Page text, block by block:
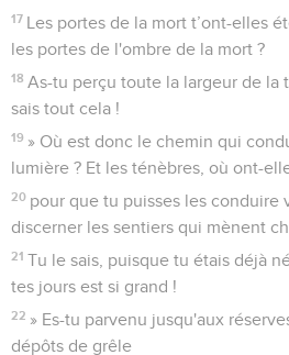
17 Les portes de la mort t’ont-elles
les portes de l'ombre de la mort ?
18 As-tu perçu toute la largeur de la
sais tout cela !
19 » Où est donc le chemin qui
lumière ? Et les ténèbres, où ont-
20 pour que tu puisses les conduire
discerner les sentiers qui mènent
21 Tu le sais, puisque tu étais déjà
tes jours est si grand !
22 » Es-tu parvenu jusqu'aux
dépôts de grêle